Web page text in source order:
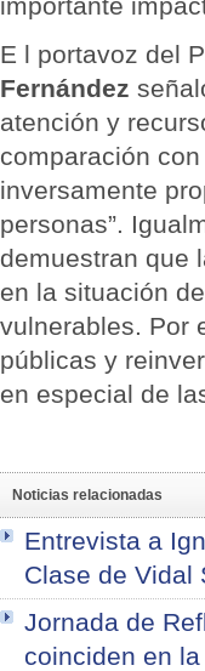
E l portavoz del
Fernández
atención y
comparación
inversamente
personas”.
demuestran que
en la situación
vulnerables. Por
públicas y
en especial de
Noticias relacionadas
Entrevista a
Clase de Vidal
Jornada de
coinciden en